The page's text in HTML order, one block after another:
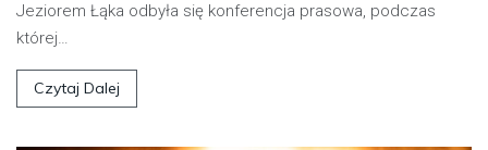
Jeziorem Łąka odbyła się konferencja prasowa, podczas
której…
Czytaj Dalej